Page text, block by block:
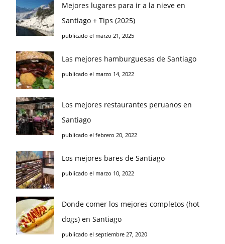
Mejores lugares para ir a la nieve en
Santiago + Tips (2025)
publicado el marzo 21, 2025
Las mejores hamburguesas de Santiago
publicado el marzo 14, 2022
Los mejores restaurantes peruanos en
Santiago
publicado el febrero 20, 2022
Los mejores bares de Santiago
publicado el marzo 10, 2022
Donde comer los mejores completos (hot
dogs) en Santiago
publicado el septiembre 27, 2020